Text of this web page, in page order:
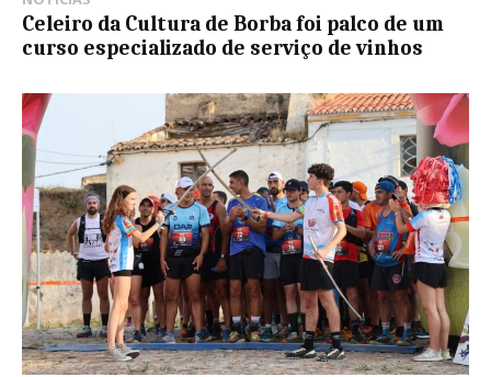
Celeiro da Cultura de Borba foi palco de um
curso especializado de serviço de vinhos